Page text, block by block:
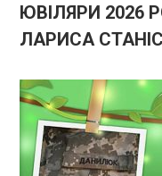
ЮВІЛЯРИ 2026
ЛАРИСА